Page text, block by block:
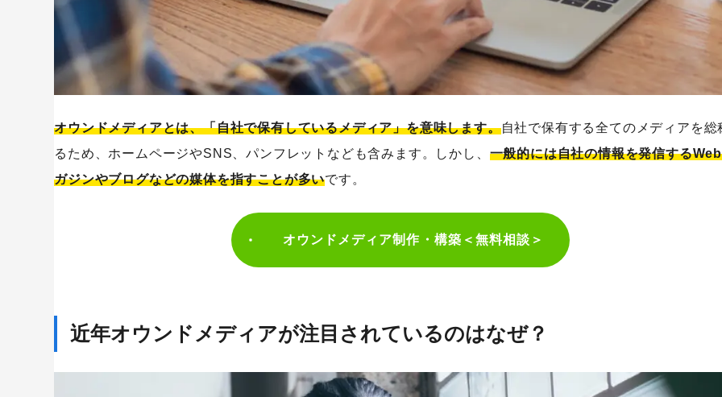
ターゲット層に刺さるコンテンツで新規顧客にリーチ｜アマノ食堂
宣伝色を抑えたコンテンツで新規会員の獲得に成功｜ソレドコ
オウンドメディアの成功事例2.採用促進
職場環境や事業内容の積極的な紹介で求職者へアピール｜OnLINE
多様な事業の内容の紹介でハイパフォーマーの採用促進｜FEATUReS
企業と社員のポジティブな将来像を求職者にアピール｜フルスイング
オウンドメディアの成功事例3.見込み客の獲得
オウンドメディアとは、「自社で保有しているメディア」を意味します。自社で保有する全てのメディアを総
るため、ホームページやSNS、パンフレットなども含みます。しかし、 一般的には自社の情報を発信する
ガジンやブログなどの媒体を指すことが多いです。
オウンドメディア制作・構築＜無料相談＞
近年オウンドメディアが注目されているのはなぜ？